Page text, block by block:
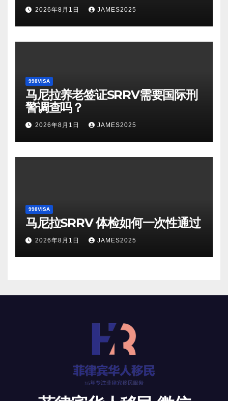
2026年8月1日 JAMES2025
998VISA
马尼拉养老签证SRRV需要国际刑
警调查吗？
2026年8月1日 JAMES2025
998VISA
马尼拉SRRV 体检如何一次性通过
2026年8月1日 JAMES2025